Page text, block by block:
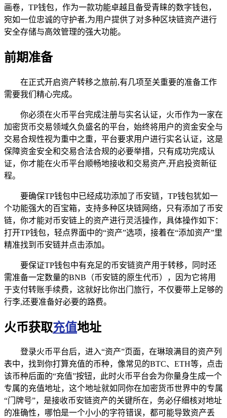
画卷，TP钱包，作为一款功能卓越且备受青睐的数字钱包，
宛如一位忠诚的守护者,为用户提供了对多种区块链资产进行
安全存储与高效管理的强大功能。
前期准备
在正式开启资产转移之旅前,有几项至关重要的准备工作
需要我们精心完成。
你必须在火币平台完成注册与实名认证，火币作为一家在
加密货币交易领域久负盛名的平台，始终将用户的资金安全与
交易合规性视为重中之重，平台要求用户进行实名认证，这是
保障资金安全和交易合法合规的必要举措，只有成功完成认
证，你才能在火币平台顺畅地接收和交易资产,开启投资新征
程。
要确保TP钱包中已经成功添加了币安链，TP钱包犹如一
个功能强大的百宝箱，支持多种区块链网络，只有添加了币安
链，你才能对币安链上的资产进行灵活操作，具体操作如下：
打开TP钱包，轻点界面中的“资产”选项，接着在“添加资产”里
精准找到币安链并点击添加。
要保证TP钱包中有充足的币安链资产用于转移，同时还
需准备一定数量的BNB（币安链的原生代币），因为它将用
于支付转账手续费，这就好比你出门旅行，不仅要带上足够的
行李,还要准备好必要的路费。
火币获取充值地址
登录火币平台后，进入“资产”页面，在琳琅满目的资产列
表中，找到你打算充值的币种，像常见的BTC、ETH等，点击
该币种后面的“充值”按钮，此时火币平台会为你量身生成一个
专属的充值地址，这个地址就如同你在加密货币世界中的专属
“门牌号”，是接收币安链资产的关键所在，务必仔细核对地址
的准确性，哪怕是一个小小的字符错误，都可能导致资产丢